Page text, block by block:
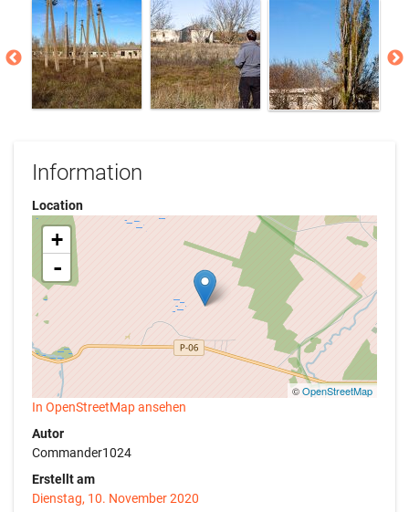
Information
Location
+
-
©OpenStreetMap
In OpenStreetMap ansehen
Autor
Commander1024
Erstellt am
Dienstag, 10. November 2020